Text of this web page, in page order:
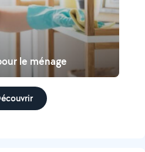
le ménage